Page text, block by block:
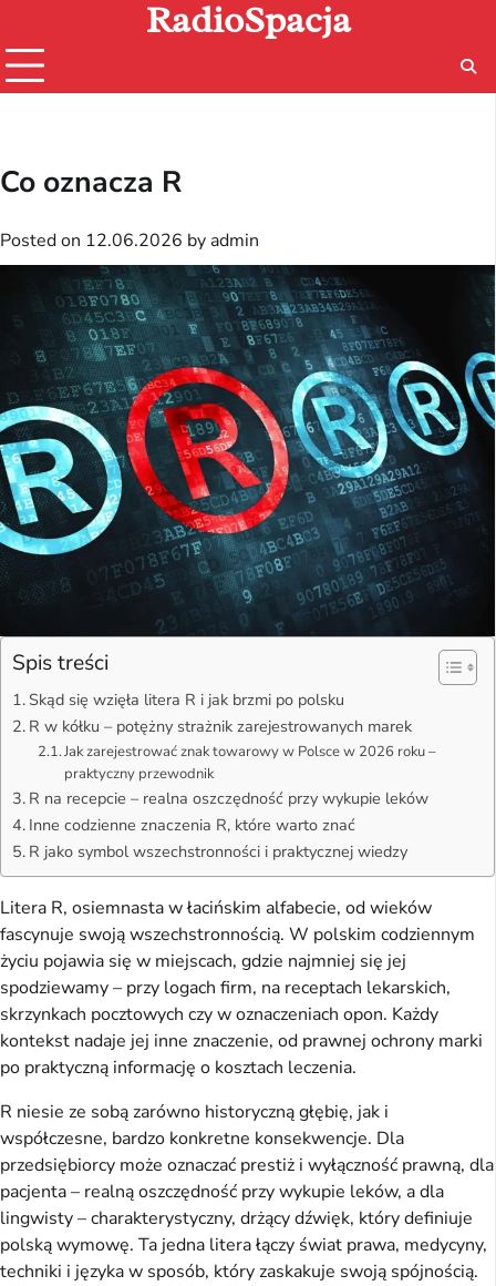
content
RadioSpacja
Co oznacza R
Posted on 12.06.2026 by admin
Spis treści
Skąd się wzięła litera R i jak brzmi po polsku
R w kółku – potężny strażnik zarejestrowanych marek
Jak zarejestrować znak towarowy w Polsce w 2026 roku –
praktyczny przewodnik
R na recepcie – realna oszczędność przy wykupie leków
Inne codzienne znaczenia R, które warto znać
R jako symbol wszechstronności i praktycznej wiedzy
Litera R, osiemnasta w łacińskim alfabecie, od wieków
fascynuje swoją wszechstronnością. W polskim codziennym
życiu pojawia się w miejscach, gdzie najmniej się jej
spodziewamy – przy logach firm, na receptach lekarskich,
skrzynkach pocztowych czy w oznaczeniach opon. Każdy
kontekst nadaje jej inne znaczenie, od prawnej ochrony marki
po praktyczną informację o kosztach leczenia.
R niesie ze sobą zarówno historyczną głębię, jak i
współczesne, bardzo konkretne konsekwencje. Dla
przedsiębiorcy może oznaczać prestiż i wyłączność prawną, dla
pacjenta – realną oszczędność przy wykupie leków, a dla
lingwisty – charakterystyczny, drżący dźwięk, który definiuje
polską wymowę. Ta jedna litera łączy świat prawa, medycyny,
techniki i języka w sposób, który zaskakuje swoją spójnością.